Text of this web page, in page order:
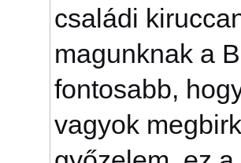
családi
magunknak a
fontosabb,
vagyok